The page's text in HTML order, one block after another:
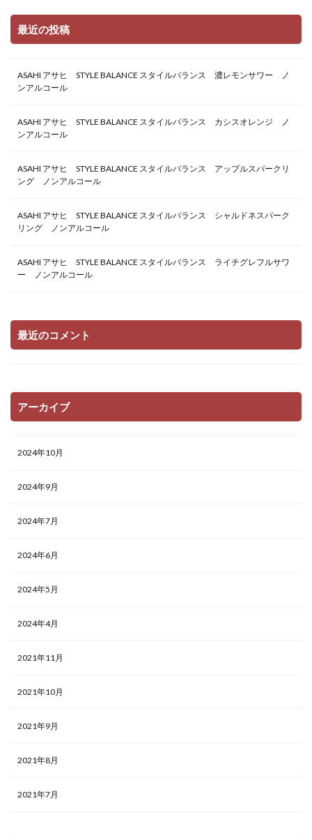
最近の投稿
ASAHI アサヒ STYLE BALANCE スタイルバランス 濃レモンサワー ノ
ンアルコール
ASAHI アサヒ STYLE BALANCE スタイルバランス カシスオレンジ ノ
ンアルコール
ASAHI アサヒ STYLE BALANCE スタイルバランス アップルスパークリ
ング ノンアルコール
ASAHI アサヒ STYLE BALANCE スタイルバランス シャルドネスパーク
リング ノンアルコール
ASAHI アサヒ STYLE BALANCE スタイルバランス ライチグレフルサワ
ー ノンアルコール
最近のコメント
アーカイブ
2024年10月
2024年9月
2024年7月
2024年6月
2024年5月
2024年4月
2021年11月
2021年10月
2021年9月
2021年8月
2021年7月